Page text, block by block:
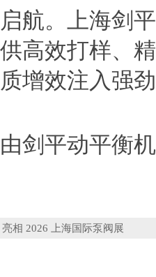
航。上海剑
高效打样、
增效注入强
剑平动平衡
相 2026 上海国际泵阀展